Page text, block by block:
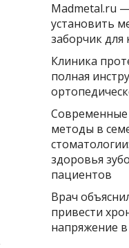
Madmetal.ru
установить
заборчик для
Клиника
полная
Современные
методы в
здоровья
пациентов
Врач
привести
напряжение